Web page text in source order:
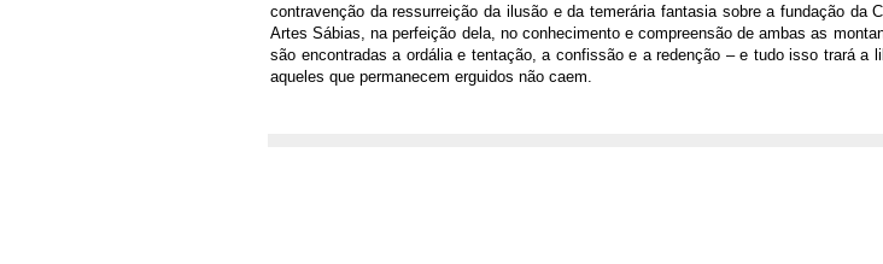
contravenção da ressurreição da ilusão e da temerária fantasia sobre a fundação da
Artes Sábias, na perfeição dela, no conhecimento e compreensão de ambas as
são encontradas a ordália e tentação, a confissão e a redenção – e tudo isso trará a
aqueles que permanecem erguidos não caem.